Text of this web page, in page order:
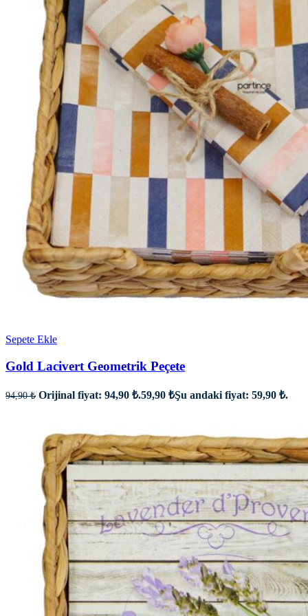
Sepete Ekle
Gold Lacivert Geometrik Peçete
94,90₺ Orijinal fiyat: 94,90 ₺.59,90 ₺Şu andaki fiyat: 59,90 ₺.